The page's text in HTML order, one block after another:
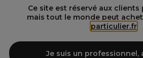
Ce site est réservé aux
mais tout le monde peut
particulier.fr
Je suis un professionnel,
© Tous droits réservés © Pro-
Spécialiste de la coiffure et de la beauté,
large sélection de produits professionnels